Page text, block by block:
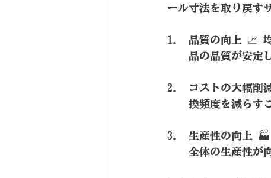
ール寸法を取り戻す
品質の向上 📈
品の品質が安定
コストの大幅削
換頻度を減らす
生産性の向上 🏭
全体の生産性が